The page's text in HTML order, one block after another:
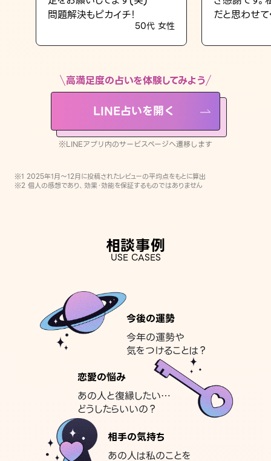
LINE占いを開く
※LINEアプリ内のサービスページへ遷移します
問題解決もピカイチ！
50代 女性
だと思わせて
高満足度の占いを体験してみよう
LINE占いを開く
※LINEアプリ内のサービスページへ遷移します
※1 2025年1月〜12月に投稿されたレビューの平均点をもとに算出
※2 個人の感想であり、効果・効能を保証するものではありません
相談事例
USE CASES
今後の運勢
今年の運勢や
気をつけることは？
恋愛の悩み
あの人と復縁したい…
どうしたらいいの？
相手の気持ち
あの人は私のことを